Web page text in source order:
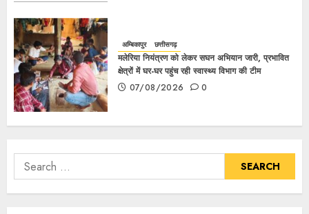
अम्बिकापुर छत्तीसगढ़
मलेरिया नियंत्रण को लेकर सघन अभियान जारी, प्रभावित
क्षेत्रों में घर-घर पहुंच रही स्वास्थ्य विभाग की टीम
07/08/2026
0